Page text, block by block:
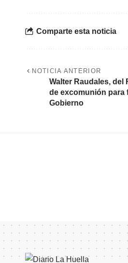
Comparte esta noticia
NOTICIA ANTERIOR
Walter Raudales, del
de excomunión para
Gobierno